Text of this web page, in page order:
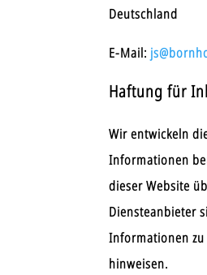
Deutschland
E-Mail:
Haftung für
Wir entwickeln
Informationen
dieser Website
Diensteanbieter
Informationen
hinweisen.